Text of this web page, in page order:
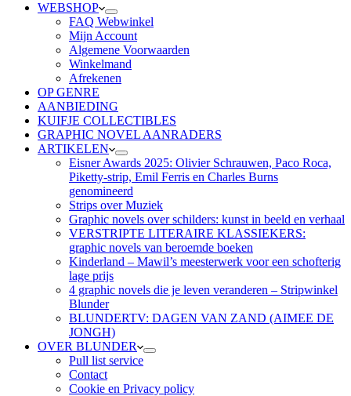
WEBSHOP
FAQ Webwinkel
Mijn Account
Algemene Voorwaarden
Winkelmand
Afrekenen
OP GENRE
AANBIEDING
KUIFJE COLLECTIBLES
GRAPHIC NOVEL AANRADERS
ARTIKELEN
Eisner Awards 2025: Olivier Schrauwen, Paco Roca,
Piketty-strip, Emil Ferris en Charles Burns
genomineerd
Strips over Muziek
Graphic novels over schilders: kunst in beeld en verhaal
VERSTRIPTE LITERAIRE KLASSIEKERS:
graphic novels van beroemde boeken
Kinderland – Mawil’s meesterwerk voor een schofterig
lage prijs
4 graphic novels die je leven veranderen – Stripwinkel
Blunder
BLUNDERTV: DAGEN VAN ZAND (AIMEE DE
JONGH)
OVER BLUNDER
Pull list service
Contact
Cookie en Privacy policy